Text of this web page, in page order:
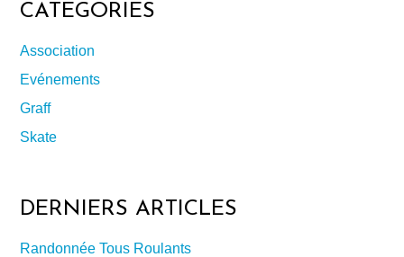
CATEGORIES
Association
Evénements
Graff
Skate
DERNIERS ARTICLES
Randonnée Tous Roulants